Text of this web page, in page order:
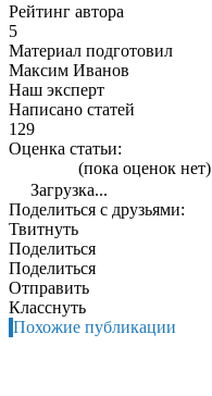
Рейтинг автора
5
Материал подготовил
Максим Иванов
Наш эксперт
Написано статей
129
Оценка статьи:
(пока оценок нет)
Загрузка...
Поделиться с друзьями:
Твитнуть
Поделиться
Поделиться
Отправить
Класснуть
Похожие публикации